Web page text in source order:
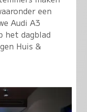
een
Audi A3
het dagblad
Huis &